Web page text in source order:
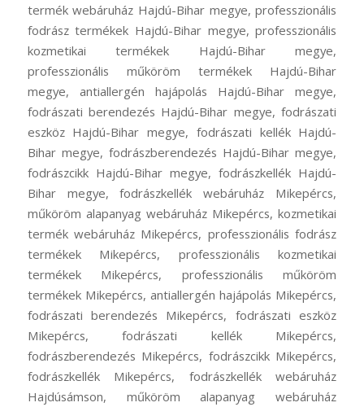
termék webáruház Hajdú-Bihar megye, professzionális
fodrász termékek Hajdú-Bihar megye, professzionális
kozmetikai termékek Hajdú-Bihar megye,
professzionális műköröm termékek Hajdú-Bihar
megye, antiallergén hajápolás Hajdú-Bihar megye,
fodrászati berendezés Hajdú-Bihar megye, fodrászati
eszköz Hajdú-Bihar megye, fodrászati kellék Hajdú-
Bihar megye, fodrászberendezés Hajdú-Bihar megye,
fodrászcikk Hajdú-Bihar megye, fodrászkellék Hajdú-
Bihar megye, fodrászkellék webáruház Mikepércs,
műköröm alapanyag webáruház Mikepércs, kozmetikai
termék webáruház Mikepércs, professzionális fodrász
termékek Mikepércs, professzionális kozmetikai
termékek Mikepércs, professzionális műköröm
termékek Mikepércs, antiallergén hajápolás Mikepércs,
fodrászati berendezés Mikepércs, fodrászati eszköz
Mikepércs, fodrászati kellék Mikepércs,
fodrászberendezés Mikepércs, fodrászcikk Mikepércs,
fodrászkellék Mikepércs, fodrászkellék webáruház
Hajdúsámson, műköröm alapanyag webáruház